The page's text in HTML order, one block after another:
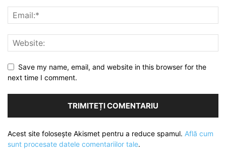
Save my name, email, and website in this browser for the
next time I comment.
Acest site folosește Akismet pentru a reduce spamul. Află cum
sunt procesate datele comentariilor tale.